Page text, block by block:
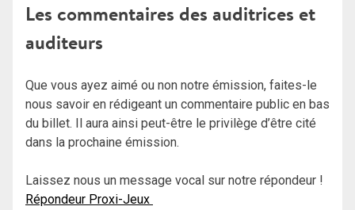
Les commentaires des auditrices et
auditeurs
Que vous ayez aimé ou non notre émission, faites-le
nous savoir en rédigeant un commentaire public en bas
du billet. Il aura ainsi peut-être le privilège d’être cité
dans la prochaine émission.
Laissez nous un message vocal sur notre répondeur !
Répondeur Proxi-Jeux